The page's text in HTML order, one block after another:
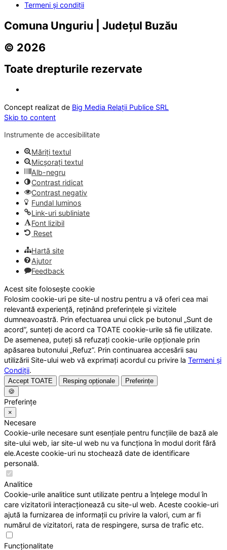
Termeni și condiții
Comuna Unguriu | Județul Buzău
© 2026
Toate drepturile rezervate
Concept realizat de Big Media Relații Publice SRL
Skip to content
Instrumente de accesibilitate
Măriți textul
Micșorați textul
Alb-negru
Contrast ridicat
Contrast negativ
Fundal luminos
Link-uri subliniate
Font lizibil
Reset
Hartă site
Ajutor
Feedback
Acest site folosește cookie
Folosim cookie-uri pe site-ul nostru pentru a vă oferi cea mai
relevantă experiență, reținând preferințele și vizitele
dumneavoastră. Prin efectuarea unui click pe butonul „Sunt de
acord”, sunteți de acord ca TOATE cookie-urile să fie utilizate.
De asemenea, puteți să refuzați cookie-urile opționale prin
apăsarea butonului „Refuz”. Prin continuarea accesării sau
utilizării Site-ului web vă exprimați acordul cu privire la Termeni și
Condiții.
Accept TOATE Resping opționale
Preferințe
🍪
Preferințe
×
Necesare
Cookie-urile necesare sunt esențiale pentru funcțiile de bază ale
site-ului web, iar site-ul web nu va funcționa în modul dorit fără
ele.Aceste cookie-uri nu stochează date de identificare
personală.
Analitice
Cookie-urile analitice sunt utilizate pentru a înțelege modul în
care vizitatorii interacționează cu site-ul web. Aceste cookie-uri
ajută la furnizarea de informații cu privire la valori, cum ar fi
numărul de vizitatori, rata de respingere, sursa de trafic etc.
Funcționalitate